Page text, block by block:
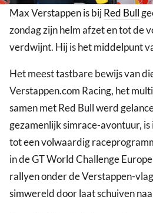
Max Verstappen is bijRed Bull
zondag zijn helm afzet en tot de
verdwijnt. Hij is het middelpunt
Het meest tastbare bewijs van
Verstappen.com Racing, het
samen met Red Bull werd
gezamenlijk simrace-avontuur,
tot een volwaardig
in de GT World Challenge
rallyen onder de Verstappen-
simwereld door laat schuiven